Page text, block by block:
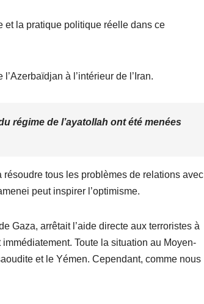
et la pratique politique réelle dans ce
à l’intérieur de l’Iran.
régime de l’ayatollah ont été menées
tous les problèmes de relations avec
peut inspirer l’optimisme.
Gaza, arrêtait l’aide directe aux terroristes à
immédiatement. Toute la situation au Moyen-
et le Yémen. Cependant, comme nous